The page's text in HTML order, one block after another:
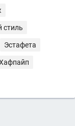
стиль
Эстафета